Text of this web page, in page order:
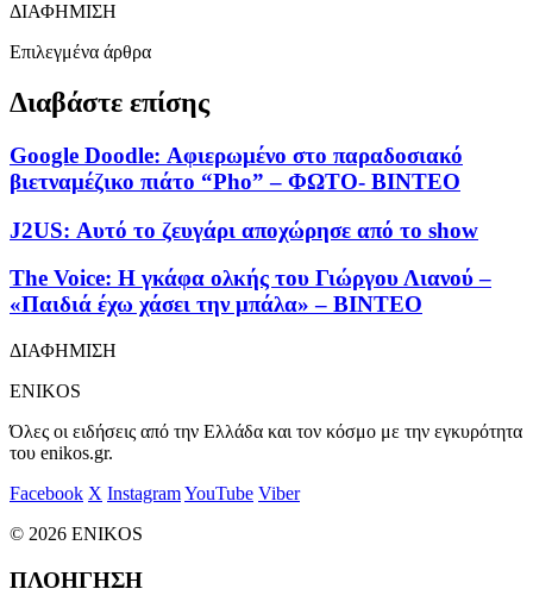
ΔΙΑΦΗΜΙΣΗ
Επιλεγμένα άρθρα
Διαβάστε επίσης
Google Doodle: Αφιερωμένο στο παραδοσιακό
βιετναμέζικο πιάτο “Pho” – ΦΩΤΟ- ΒΙΝΤΕΟ
J2US: Αυτό το ζευγάρι αποχώρησε από το show
The Voice: Η γκάφα ολκής του Γιώργου Λιανού –
«Παιδιά έχω χάσει την μπάλα» – ΒΙΝΤΕΟ
ΔΙΑΦΗΜΙΣΗ
ENIKOS
Όλες οι ειδήσεις από την Ελλάδα και τον κόσμο με την εγκυρότητα
του enikos.gr.
Facebook X InstagramYouTube Viber
© 2026 ENIKOS
ΠΛΟΗΓΗΣΗ